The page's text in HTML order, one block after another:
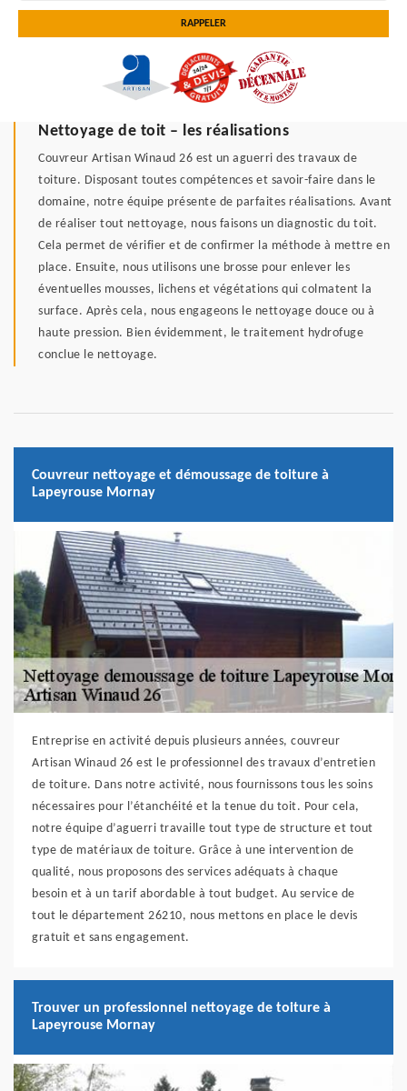
Nettoyage de toit – les réalisations
Couvreur Artisan Winaud 26 est un aguerri des travaux de
toiture. Disposant toutes compétences et savoir-faire dans le
domaine, notre équipe présente de parfaites réalisations. Avant
de réaliser tout nettoyage, nous faisons un diagnostic du toit.
Cela permet de vérifier et de confirmer la méthode à mettre en
place. Ensuite, nous utilisons une brosse pour enlever les
éventuelles mousses, lichens et végétations qui colmatent la
surface. Après cela, nous engageons le nettoyage douce ou à
haute pression. Bien évidemment, le traitement hydrofuge
conclue le nettoyage.
Couvreur nettoyage et démoussage de toiture à
Lapeyrouse Mornay
Entreprise en activité depuis plusieurs années, couvreur
Artisan Winaud 26 est le professionnel des travaux d’entretien
de toiture. Dans notre activité, nous fournissons tous les soins
nécessaires pour l’étanchéité et la tenue du toit. Pour cela,
notre équipe d’aguerri travaille tout type de structure et tout
type de matériaux de toiture. Grâce à une intervention de
qualité, nous proposons des services adéquats à chaque
besoin et à un tarif abordable à tout budget. Au service de
tout le département 26210, nous mettons en place le devis
gratuit et sans engagement.
Trouver un professionnel nettoyage de toiture à
Lapeyrouse Mornay